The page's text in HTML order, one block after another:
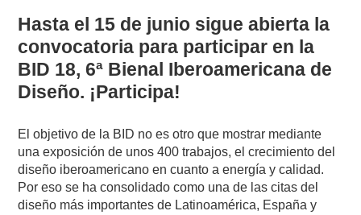
Hasta el 15 de junio sigue abierta la
convocatoria para participar en la
BID 18, 6ª Bienal Iberoamericana de
Diseño. ¡Participa!
El objetivo de la BID no es otro que mostrar mediante
una exposición de unos 400 trabajos, el crecimiento del
diseño iberoamericano en cuanto a energía y calidad.
Por eso se ha consolidado como una de las citas del
diseño más importantes de Latinoamérica, España y